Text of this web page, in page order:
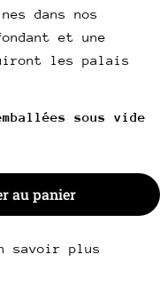
dans nos
et une
les palais
sous vide
Simmental
pour Entrecôte
au panier
savoir plus